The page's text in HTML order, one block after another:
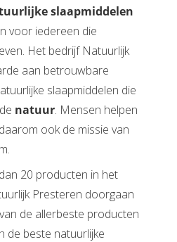
slaapmiddelen
voor iedereen die
Het bedrijf Natuurlijk
aan betrouwbare
slaapmiddelen die
natuur. Mensen helpen
ook de missie van
20 producten in het
Presteren doorgaan
de allerbeste producten
de beste natuurlijke